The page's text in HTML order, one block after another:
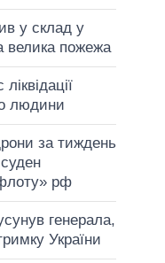
у склад у
велика пожежа
людини
за тиждень
рф
генерала,
України